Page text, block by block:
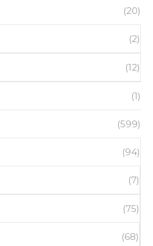
(20)
(2)
(12)
(1)
(599)
(94)
(7)
(75)
(68)